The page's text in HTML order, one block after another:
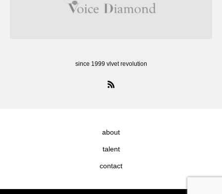
since 1999 vlvet revolution
about
talent
contact